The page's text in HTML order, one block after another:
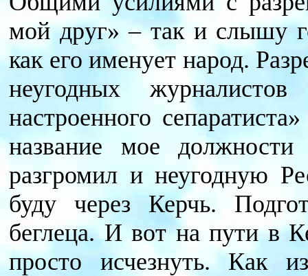
мой друг» – так и слышу
как его именует народ.
неугодных
настроенного
название мое
разгромил и неугодную
буду через Керчь.
беглеца. И вот на пути в
просто исчезнуть. Как